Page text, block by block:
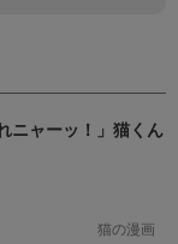
ニャーッ！」猫くん
猫の漫画